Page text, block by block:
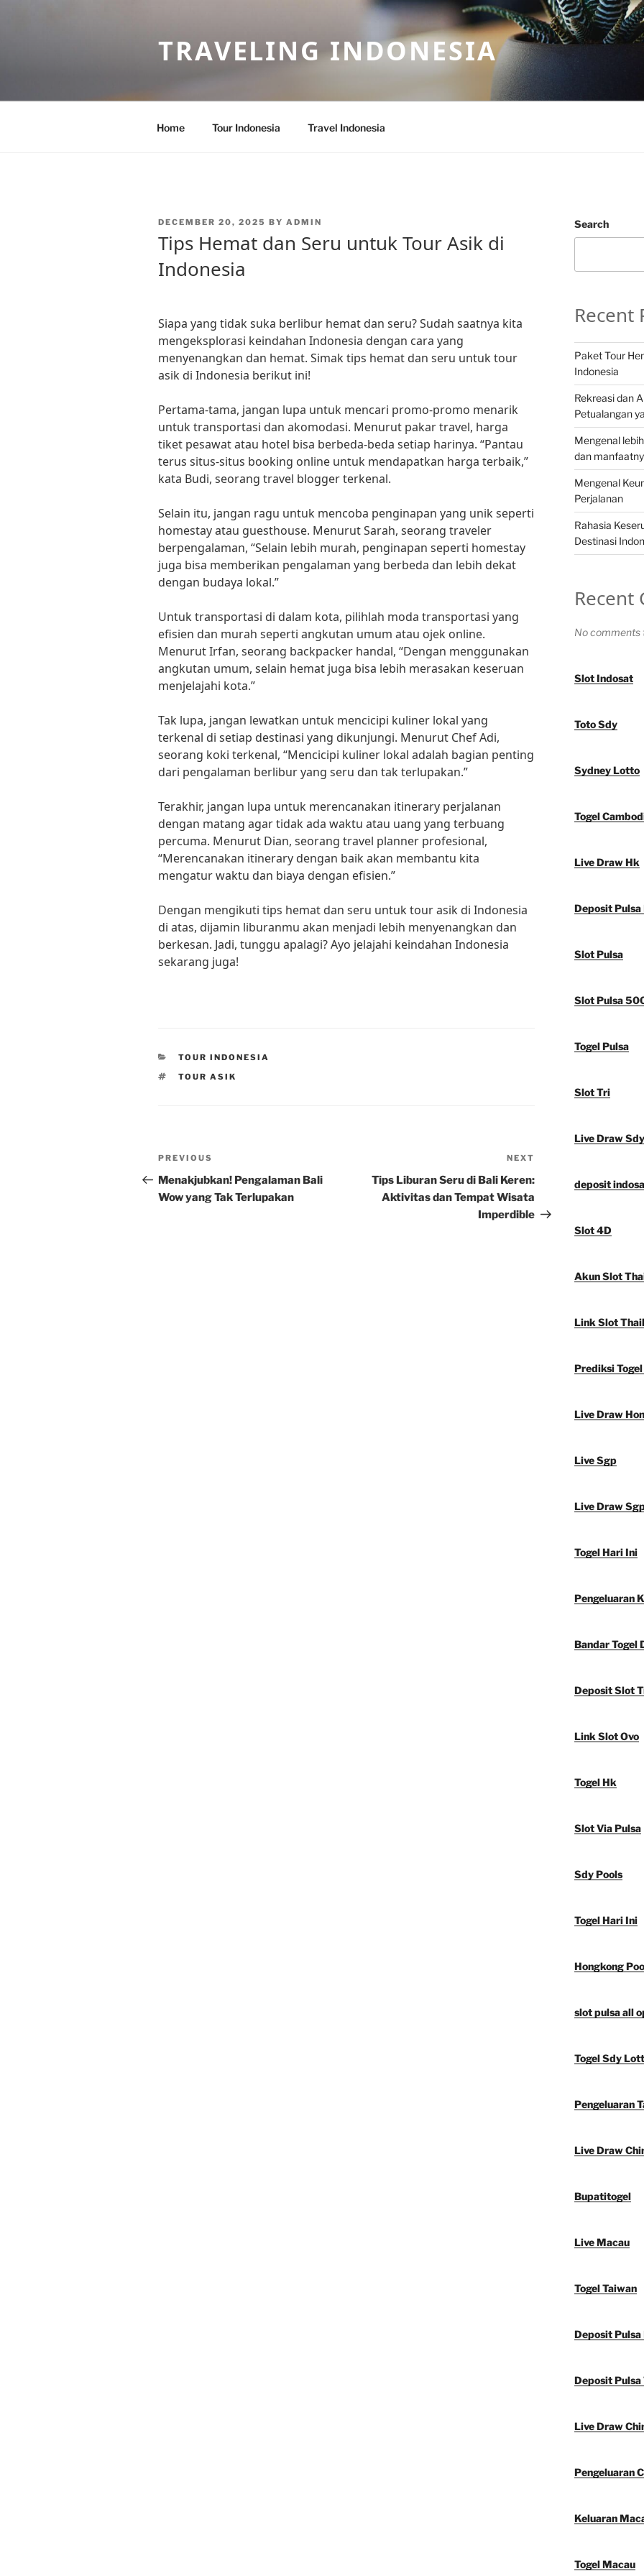
TRAVELING INDONESIA
Home Tour Indonesia Travel Indonesia
POSTED
DECEMBER 20, 2025 BY ADMIN
Tips Hemat dan Seru untuk Tour Asik di
Indonesia
Siapa yang tidak suka berlibur hemat dan seru? Sudah saatnya kita
mengeksplorasi keindahan Indonesia dengan cara yang
menyenangkan dan hemat. Simak tips hemat dan seru untuk tour
asik di Indonesia berikut ini!
Pertama-tama, jangan lupa untuk mencari promo-promo menarik
untuk transportasi dan akomodasi. Menurut pakar travel, harga
tiket pesawat atau hotel bisa berbeda-beda setiap harinya. “Pantau
terus situs-situs booking online untuk mendapatkan harga terbaik,”
kata Budi, seorang travel blogger terkenal.
Selain itu, jangan ragu untuk mencoba penginapan yang unik seperti
homestay atau guesthouse. Menurut Sarah, seorang traveler
berpengalaman, “Selain lebih murah, penginapan seperti homestay
juga bisa memberikan pengalaman yang berbeda dan lebih dekat
dengan budaya lokal.”
Untuk transportasi di dalam kota, pilihlah moda transportasi yang
efisien dan murah seperti angkutan umum atau ojek online.
Menurut Irfan, seorang backpacker handal, “Dengan menggunakan
angkutan umum, selain hemat juga bisa lebih merasakan keseruan
menjelajahi kota.”
Tak lupa, jangan lewatkan untuk mencicipi kuliner lokal yang
terkenal di setiap destinasi yang dikunjungi. Menurut Chef Adi,
seorang koki terkenal, “Mencicipi kuliner lokal adalah bagian penting
dari pengalaman berlibur yang seru dan tak terlupakan.”
Terakhir, jangan lupa untuk merencanakan itinerary perjalanan
dengan matang agar tidak ada waktu atau uang yang terbuang
percuma. Menurut Dian, seorang travel planner profesional,
“Merencanakan itinerary dengan baik akan membantu kita
mengatur waktu dan biaya dengan efisien.”
Dengan mengikuti tips hemat dan seru untuk tour asik di Indonesia
di atas, dijamin liburanmu akan menjadi lebih menyenangkan dan
berkesan. Jadi, tunggu apalagi? Ayo jelajahi keindahan Indonesia
sekarang juga!
CATEGORIES
TOUR INDONESIA
TAGS
TOUR ASIK
Post
navigation
Previous
Post
PREVIOUS
Menakjubkan! Pengalaman Bali
Wow yang Tak Terlupakan
Post
NEXT
Tips Liburan Seru di Bali Keren:
Aktivitas dan Tempat Wisata
Imperdible
Search
Recent
Paket Tour
Indonesia
Rekreasi dan
Petualangan
Mengenal
dan
Mengenal
Perjalanan
Rahasia
Destinasi
Recent
No comments
Slot Indosat
Toto Sdy
Sydney Lotto
Togel
Live Draw Hk
Deposit Pulsa
Slot Pulsa
Slot Pulsa
Togel Pulsa
Slot Tri
Live Draw Sdy
deposit
Slot 4D
Akun Slot
Link Slot
Prediksi
Live Draw
Live Sgp
Live Draw
Togel Hari Ini
Pengeluaran
Bandar Togel
Deposit Slot
Link Slot Ovo
Togel Hk
Slot Via Pulsa
Sdy Pools
Togel Hari Ini
Hongkong
slot pulsa all
Togel Sdy
Pengeluaran
Live Draw
Bupatitogel
Live Macau
Togel Taiwan
Deposit Pulsa
Deposit Pulsa
Live Draw
Pengeluaran
Keluaran
Togel Macau